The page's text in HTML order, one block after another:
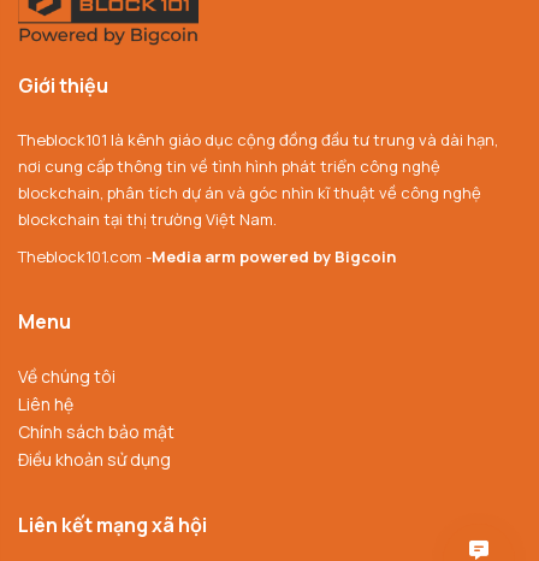
Giới thiệu
Theblock101 là kênh giáo dục cộng đồng đầu tư trung và dài hạn,
nơi cung cấp thông tin về tình hình phát triển công nghệ
blockchain, phân tích dự án và góc nhìn kĩ thuật về công nghệ
blockchain tại thị trường Việt Nam.
Theblock101.com -Media arm powered by Bigcoin
Menu
Về chúng tôi
Liên hệ
Chính sách bảo mật
Điều khoản sử dụng
Liên kết mạng xã hội